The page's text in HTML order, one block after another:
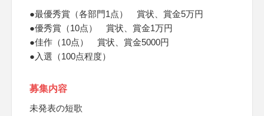
●最優秀賞（各部門1点） 賞状、賞金5万円
●優秀賞（10点） 賞状、賞金1万円
●佳作（10点） 賞状、賞金5000円
●入選（100点程度）
募集内容
未発表の短歌